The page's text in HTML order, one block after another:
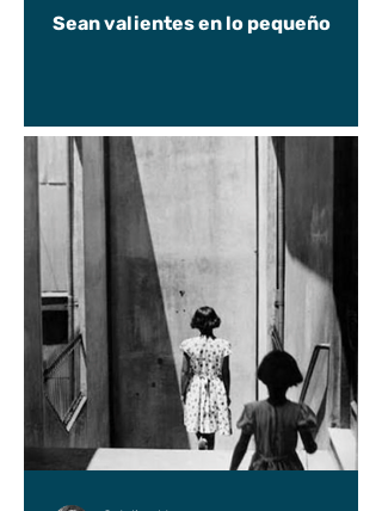
Sean valientes en lo pequeño